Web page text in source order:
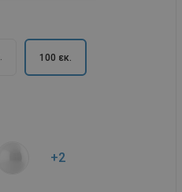
100 εκ.
+2